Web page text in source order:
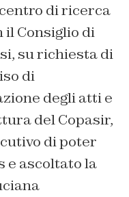
di ricerca
il Consiglio di
su richiesta di
di
degli atti e
del Copasir,
di poter
e ascoltato la